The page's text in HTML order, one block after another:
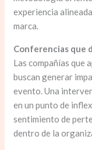
experiencia
marca.
Conferencias que
Las compañías que
buscan generar
evento. Una
en un punto de
sentimiento de
dentro de la